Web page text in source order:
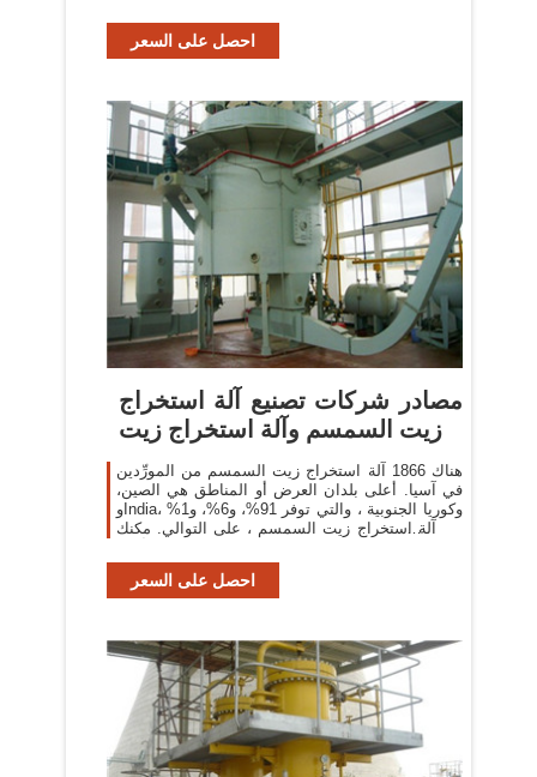
احصل على السعر
مصادر شركات تصنيع آلة استخراج
زيت السمسم وآلة استخراج زيت
هناك 1866 آلة استخراج زيت السمسم من المورِّدين
في آسيا. أعلى بلدان العرض أو المناطق هي الصين،
وIndia، وكوريا الجنوبية ، والتي توفر 91%، و6%، و1%
من آلة استخراج زيت السمسم ، على التوالي. مكنك
احصل على السعر